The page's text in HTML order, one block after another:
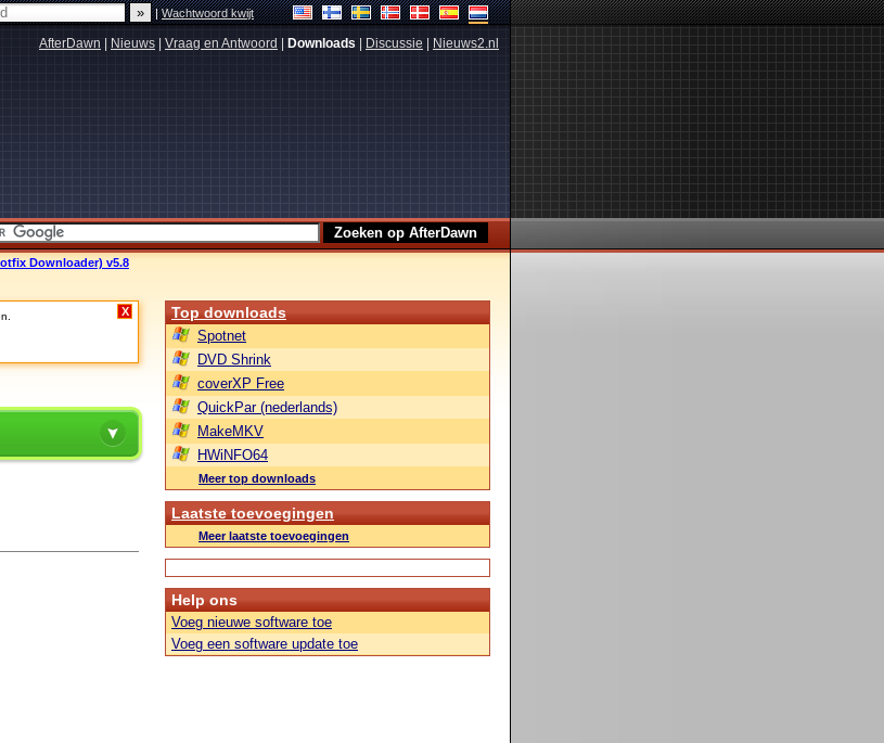
|Wachtwoord kwijt
AfterDawn Nieuws Vraag en Antwoord Downloads Discussie Nieuws2.nl
Downloader) v5.8
X Top downloads
Spotnet
DVD Shrink
coverXP Free
QuickPar (nederlands)
MakeMKV
HWiNFO64
Meer top downloads
Laatste toevoegingen
Meer laatste toevoegingen
Help ons
Voeg nieuwe software toe
Voeg een software update toe